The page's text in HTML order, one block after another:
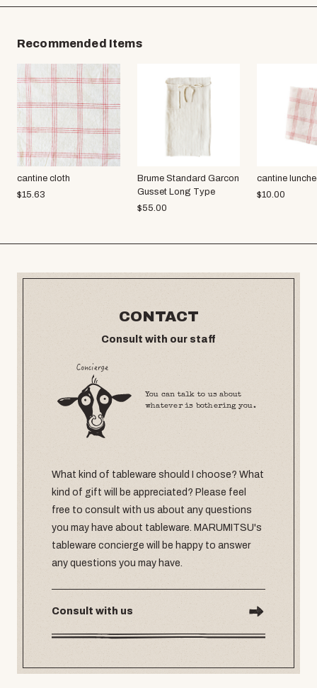
Recommended Items
cantine cloth
$15.63
Brume Standard Garcon
Gusset Long Type
$55.00
cantine
$10.00
CONTACT
Consult with our staff
You can talk to us about
whatever is bothering you.
What kind of tableware should I choose? What
kind of gift will be appreciated? Please feel
free to consult with us about any questions
you may have about tableware. MARUMITSU's
tableware concierge will be happy to answer
any questions you may have.
Consult with us